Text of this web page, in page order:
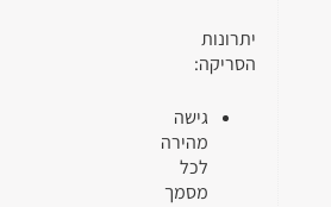
יתרונות
הסריקה:
גישה
מהירה
לכל
מסמך